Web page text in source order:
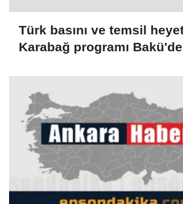
Türk basını ve temsil
Karabağ programı